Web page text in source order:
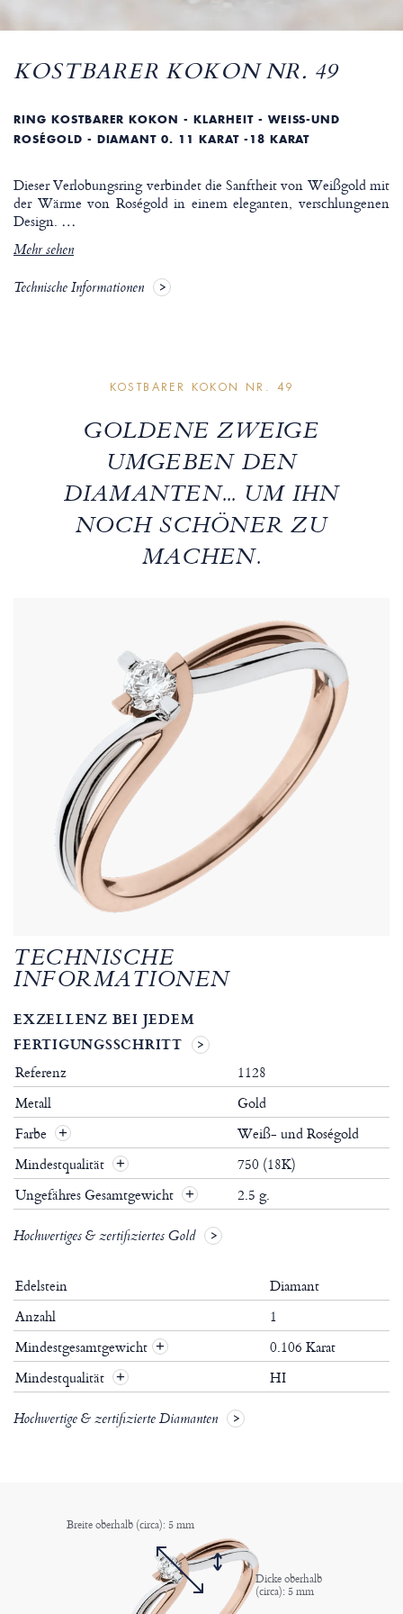
KOSTBARER KOKON NR. 49
RING KOSTBARER KOKON - KLARHEIT - WEISS-UND R
OSÉGOLD - DIAMANT 0. 11 KARAT -18 KARAT
Dieser Verlobungsring verbindet die Sanftheit von Weißgold mit
der Wärme von Roségold in einem eleganten, verschlungenen
Design. …
Mehr sehen
Technische Informationen
KOSTBARER KOKON NR. 49
GOLDENE ZWEIGE
UMGEBEN DEN
DIAMANTEN... UM IHN
NOCH SCHÖNER ZU
MACHEN.
TECHNISCHE
INFORMATIONEN
EXZELLENZ BEI JEDEM
FERTIGUNGSSCHRITT
Referenz
1128
Metall
Gold
Farbe
Weiß- und Roségold
Mindestqualität
750 (18K)
Ungefähres Gesamtgewicht
2.5 g.
Hochwertiges & zertifiziertes Gold
Edelstein
Diamant
Anzahl
1
Mindestgesamtgewicht +
0.106 Karat
Mindestqualität
+ HI
Hochwertige & zertifizierte Diamanten
Breite oberhalb (circa): 5 mm
Dicke oberhalb
(circa): 5 mm